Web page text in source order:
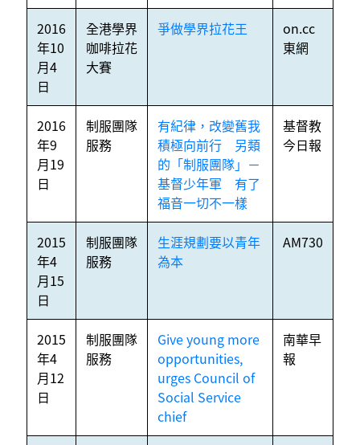
2016
年10
月4
日
全港學界
咖啡拉花
大賽
爭做學界拉花王
on.cc
東網
2016
年9
月19
日
制服團隊
服務
有紀律，改變舊我
積極向前行 另類
的「制服團隊」－
基督少年軍 有了
福音一切不一樣
基督教
今日報
2015
年4
月15
日
制服團隊
服務
生涯規劃要以青年
為本
AM730
2015
年4
月12
日
制服團隊
服務
Give young more
opportunities,
urges Council of
Social Service
chief
南華早
報